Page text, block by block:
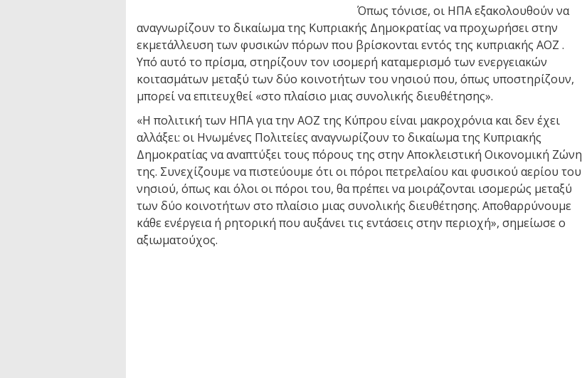
Όπως τόνισε, οι ΗΠΑ εξακολουθούν να
αναγνωρίζουν το δικαίωμα της Κυπριακής Δημοκρατίας να προχωρήσει στην
εκμετάλλευση των φυσικών πόρων που βρίσκονται εντός της κυπριακής ΑΟΖ .
Υπό αυτό το πρίσμα, στηρίζουν τον ισομερή καταμερισμό των ενεργειακών
κοιτασμάτων μεταξύ των δύο κοινοτήτων του νησιού που, όπως υποστηρίζουν,
μπορεί να επιτευχθεί «στο πλαίσιο μιας συνολικής διευθέτησης».
«Η πολιτική των ΗΠΑ για την ΑΟΖ της Κύπρου είναι μακροχρόνια και δεν έχει
αλλάξει: οι Ηνωμένες Πολιτείες αναγνωρίζουν το δικαίωμα της Κυπριακής
Δημοκρατίας να αναπτύξει τους πόρους της στην Αποκλειστική Οικονομική Ζώνη
της. Συνεχίζουμε να πιστεύουμε ότι οι πόροι πετρελαίου και φυσικού αερίου του
νησιού, όπως και όλοι οι πόροι του, θα πρέπει να μοιράζονται ισομερώς μεταξύ
των δύο κοινοτήτων στο πλαίσιο μιας συνολικής διευθέτησης. Αποθαρρύνουμε
κάθε ενέργεια ή ρητορική που αυξάνει τις εντάσεις στην περιοχή», σημείωσε ο
αξιωματούχος.